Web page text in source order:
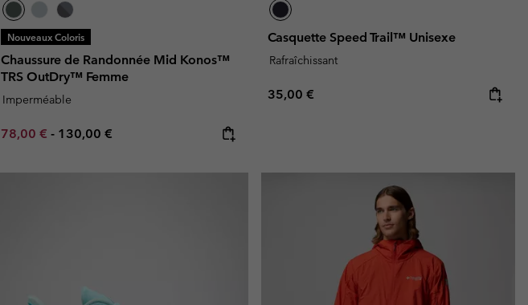
Nouveaux Coloris
Chaussure de Randonnée Mid Konos™
TRS OutDry™ Femme
Imperméable
Minimum sale price:
78,00 € - Maximum price:
130,00 €
Casquette Speed Trail™ Unisexe
Rafraîchissant
Regular price:
35,00 €